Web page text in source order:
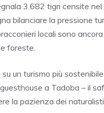
3.682 tigri censite
bilanciare la pressione
locali sono
foreste.
un turismo più
a Tadoba – il
la pazienza dei